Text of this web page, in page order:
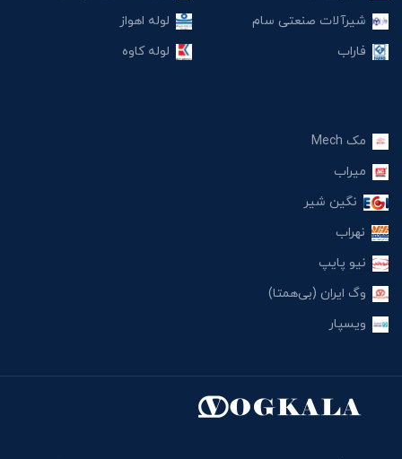
شیرآلات صنعتی سام
فاراب
لوله اهواز
لوله کاوه
مک Mech
میراب
نگین شیر
نهراب
نیو پایپ
وگ ایران (بی‌همتا)
ویسپار